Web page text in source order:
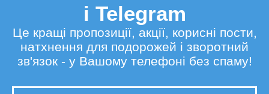
і Telegram
Це кращі пропозиції, акції, корисні пости,
натхнення для подорожей і зворотний
зв'язок - у Вашому телефоні без спаму!